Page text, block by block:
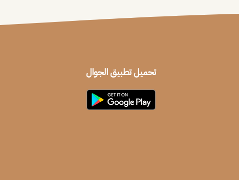
تحميل تطبيق الجوال